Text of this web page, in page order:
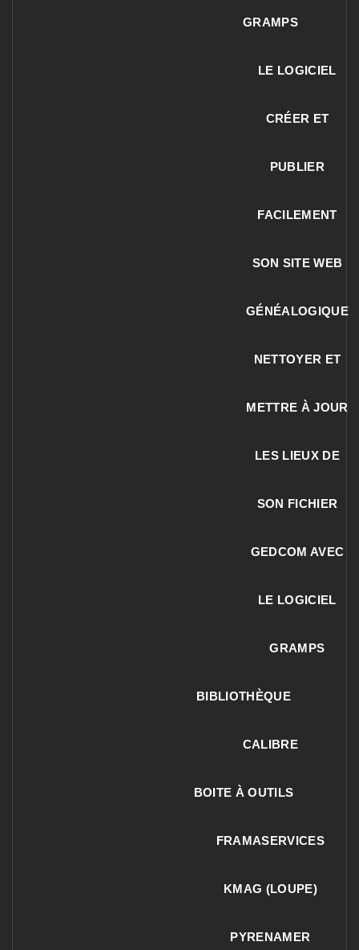
GRAMPS
LE LOGICIEL
CRÉER ET
PUBLIER
FACILEMENT
SON SITE WEB
GÉNÉALOGIQUE
NETTOYER ET
METTRE À JOUR
LES LIEUX DE
SON FICHIER
GEDCOM AVEC
LE LOGICIEL
GRAMPS
BIBLIOTHÈQUE
CALIBRE
BOITE À OUTILS
FRAMASERVICES
KMAG (LOUPE)
PYRENAMER